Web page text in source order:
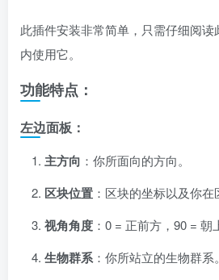
此插件安装非常简单，只需仔细阅
内使用它。
功能特点：
左边面板：
主方向 ：你所面向的方向。
区块位置 ：区块的坐标以及你在
视角角度 ：0 = 正前方，90 = 朝
生物群系：你所站立的生物群系。